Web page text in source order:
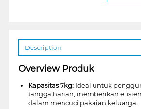
Description
Overview Produk
Kapasitas 7kg:Ideal untuk
tangga harian, memberikan
dalam mencuci pakaian keluarga.